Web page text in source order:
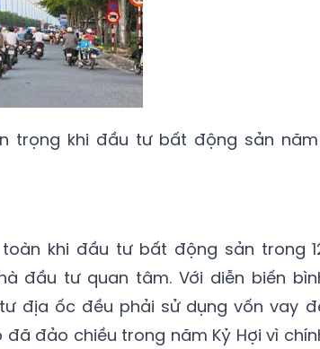
trọng khi đầu tư bất động sản năm
khi đầu tư bất động sản trong
đầu tư quan tâm. Với diễn biến
địa ốc đều phải sử dụng vốn vay
đảo chiều trong năm Kỷ Hợi vì